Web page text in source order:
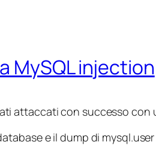
MySQL injection
attaccati con successo con
e il dump di